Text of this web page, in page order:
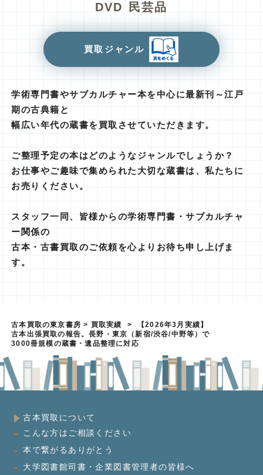
DVD
民芸品
買取ジャンル
学術専門書やサブカルチャー本を中心に最新刊～江戸
期の古典籍と
幅広い年代の蔵書を買取させていただきます。
ご整理予定の本はどのようなジャンルでしょうか？
お仕事やご趣味で集められた大切な蔵書は、私たちに
お売りください。
スタッフ一同、皆様からの学術専門書・サブカルチャ
ー関係の
古本・古書買取のご依頼を心よりお待ち申し上げま
す。
古本買取の東京書房 > 買取実績 >
【2026年3月実績】
古本出張買取の報告。長野・東京（新宿/渋谷/中野等）で
3000冊規模の蔵書・遺品整理に対応
古本買取について
こんな方はご相談ください
本で繋がるありがとう
大学図書館司書・企業図書管理者の皆様へ